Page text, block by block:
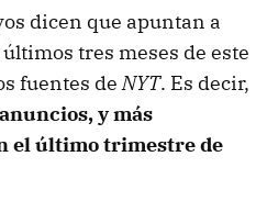
dicen que apuntan a
tres meses de este
fuentes de NYT. Es decir,
y más
el último trimestre de